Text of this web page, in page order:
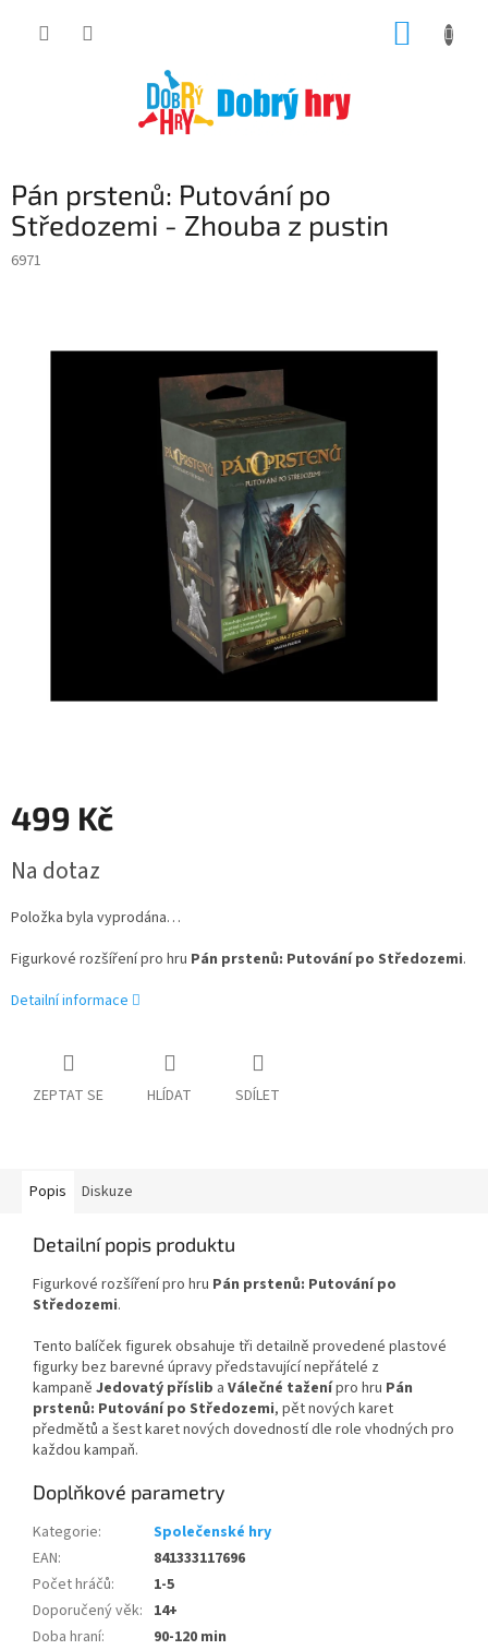
Pán prstenů: Putování po
Středozemi - Zhouba z pustin
6971
499 Kč
cena:
Na dotaz
Položka byla vyprodána…
Figurkové rozšíření pro hru Pán prstenů: Putování po Středozemi.
Detailní informace
ZEPTAT SE HLÍDAT SDÍLET
Popis Diskuze
Detailní popis produktu
Figurkové rozšíření pro hru Pán prstenů: Putování po
Středozemi.
Tento balíček figurek obsahuje tři detailně provedené plastové
figurky bez barevné úpravy představující nepřátelé z
kampaně Jedovatý příslib a Válečné taženípro hru Pán
prstenů: Putování po Středozemi, pět nových karet
předmětů a šest karet nových dovedností dle role vhodných pro
každou kampaň.
Doplňkové parametry
Kategorie:
Společenské hry
EAN:
841333117696
Počet hráčů:
1-5
Doporučený věk: 14+
Doba hraní:
90-120 min